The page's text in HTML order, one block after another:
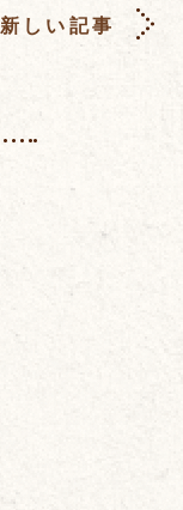
新しい記事